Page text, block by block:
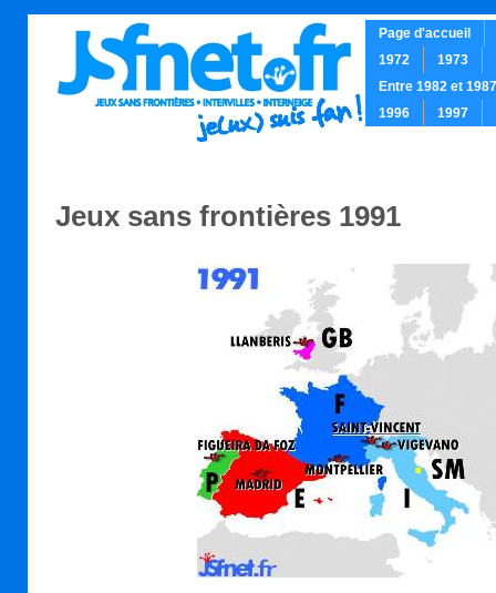
Page d'accueil
1972
1973
Entre 1982 et 1987
1996
1997
Jeux sans frontières 1991